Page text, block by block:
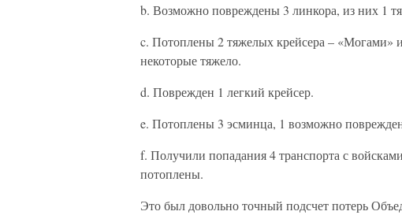
b. Возможно повреждены 3 линкора, из них 1
c. Потоплены 2 тяжелых крейсера –
некоторые тяжело.
d. Поврежден 1 легкий крейсер.
e. Потоплены 3 эсминца, 1 возможно
f. Получили попадания 4 транспорта с
потоплены.
Это был довольно точный подсчет потерь